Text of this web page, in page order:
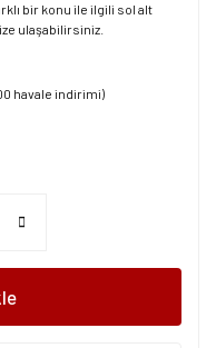
bir konu ile ilgili sol alt
ulaşabilirsiniz.
havale indirimi)